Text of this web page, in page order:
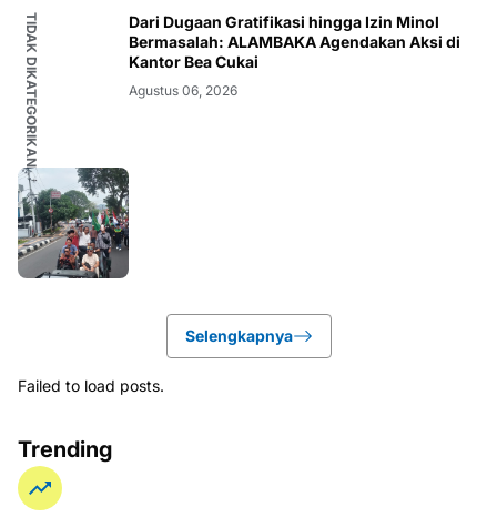
TIDAK DIKATEGORIKAN
Dari Dugaan Gratifikasi hingga Izin Minol
Bermasalah: ALAMBAKA Agendakan Aksi di
Kantor Bea Cukai
Agustus 06, 2026
Selengkapnya
Failed to load posts.
Trending